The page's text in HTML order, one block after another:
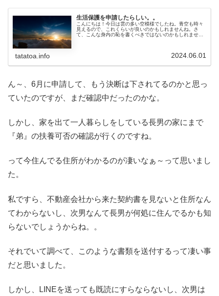
生活保護を申請したらしい。。
こんにちは！今日は雲の多い空模様でしたね。青空も時々
見えるので、これくらいが良いのかもしれませんね。さ
て、こんな身内の恥を書くべきではないのかもしれません
tatatoa.info 2024.06.01
ん～、6月に申請して、もう決断は下されてるのかと思っ
ていたのですが、まだ確認中だったのかな。
しかし、家を出て一人暮らしをしている長男の家にまで
『弟』の扶養可否の確認が行くのですね。
って今住んでる住所がわかるのが凄いなぁ～って思いまし
た。
私ですら、不動産会社から来た契約書を見ないと住所なん
てわからないし、次男なんて長男が何処に住んでるかも知
らないでしょうからね。。
それでいて調べて、このような書類を送付するって凄い事
だと思いました。
しかし、LINEを送っても既読にすらならないし、次男は